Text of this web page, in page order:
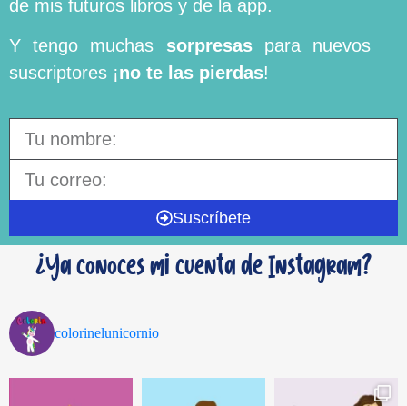
de mis futuros libros y de la app.
Y tengo muchas sorpresaspara nuevos
suscriptores ¡no te las pierdas!
Suscríbete
¿Ya conoces mi cuenta de Instagram?
colorinelunicornio